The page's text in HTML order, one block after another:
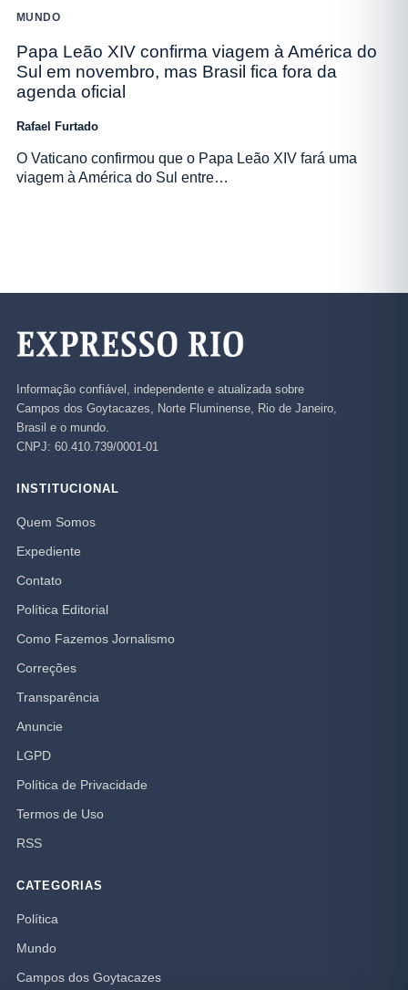
MUNDO
Papa Leão XIV confirma viagem à América do
Sul em novembro, mas Brasil fica fora da
agenda oficial
Rafael Furtado
O Vaticano confirmou que o Papa Leão XIV fará uma
viagem à América do Sul entre…
Informação confiável, independente e atualizada sobre
Campos dos Goytacazes, Norte Fluminense, Rio de Janeiro,
Brasil e o mundo.
CNPJ: 60.410.739/0001-01
INSTITUCIONAL
Quem Somos
Expediente
Contato
Política Editorial
Como Fazemos Jornalismo
Correções
Transparência
Anuncie
LGPD
Política de Privacidade
Termos de Uso
RSS
CATEGORIAS
Política
Mundo
Campos dos Goytacazes